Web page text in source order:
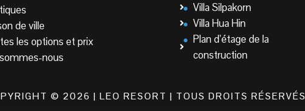
de ville
les options et prix
nous
Villa Silpakorn
Villa Hua Hin
Plan d’étage de la
construction
© 2026 | LEO RESORT | TOUS DROITS RÉSERVÉS